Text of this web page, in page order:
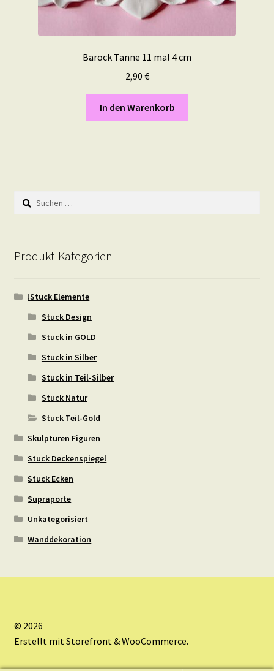
Barock Tanne 11 mal 4 cm
2,90 €
In den Warenkorb
Suchen
nach:
Produkt-Kategorien
!Stuck Elemente
Stuck Design
Stuck in GOLD
Stuck in Silber
Stuck in Teil-Silber
Stuck Natur
Stuck Teil-Gold
Skulpturen Figuren
Stuck Deckenspiegel
Stuck Ecken
Supraporte
Unkategorisiert
Wanddekoration
© 2026
Erstellt mit Storefront & WooCommerce.